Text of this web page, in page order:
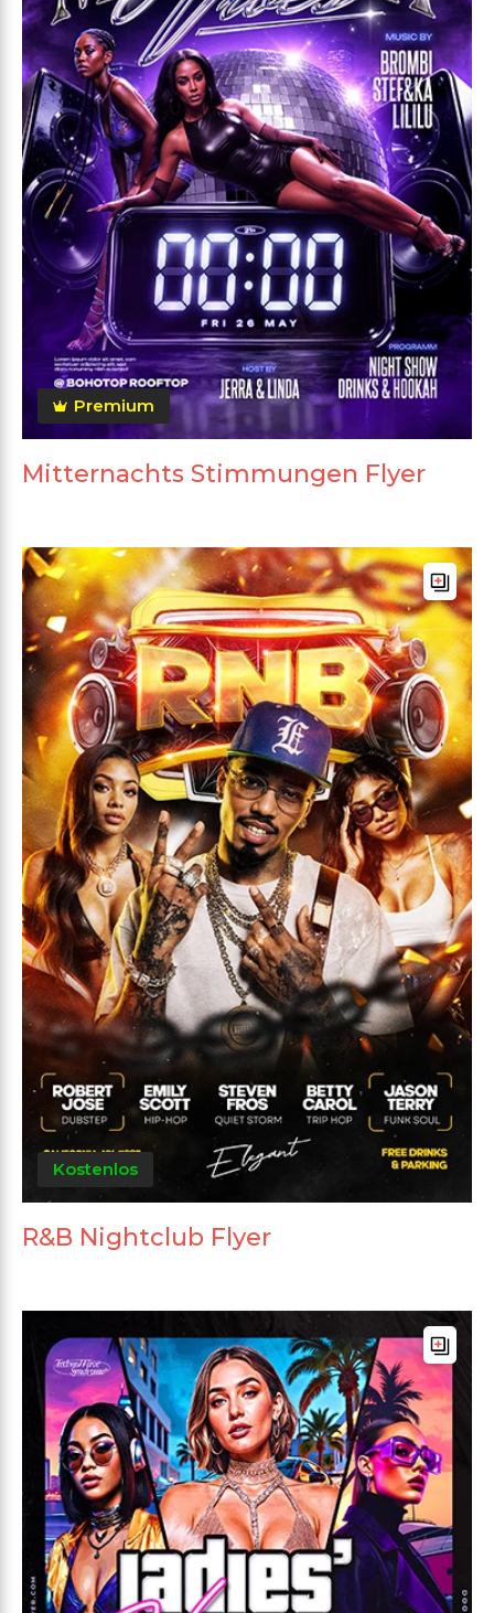
Premium
Mitternachts Stimmungen Flyer
Kostenlos
R&B Nightclub Flyer